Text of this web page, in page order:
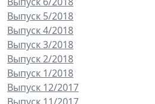
Выпуск 5/2018
Выпуск 4/2018
Выпуск 3/2018
Выпуск 2/2018
Выпуск 1/2018
Выпуск 12/2017